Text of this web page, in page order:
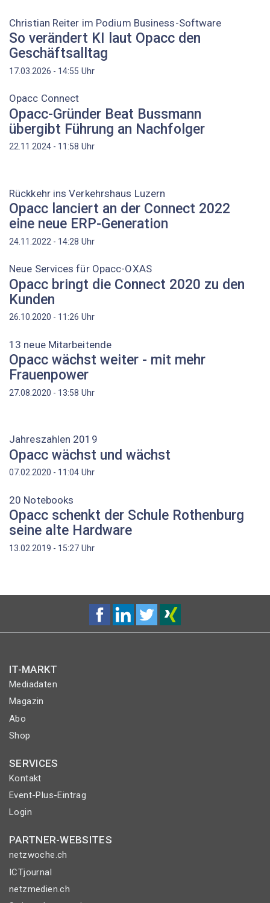
Christian Reiter im Podium Business-Software
So verändert KI laut Opacc den
Geschäftsalltag
17.03.2026 - 14:55 Uhr
Opacc Connect
Opacc-Gründer Beat Bussmann
übergibt Führung an Nachfolger
22.11.2024 - 11:58 Uhr
Rückkehr ins Verkehrshaus Luzern
Opacc lanciert an der Connect 2022
eine neue ERP-Generation
24.11.2022 - 14:28 Uhr
Neue Services für Opacc-OXAS
Opacc bringt die Connect 2020 zu den
Kunden
26.10.2020 - 11:26 Uhr
13 neue Mitarbeitende
Opacc wächst weiter - mit mehr
Frauenpower
27.08.2020 - 13:58 Uhr
Jahreszahlen 2019
Opacc wächst und wächst
07.02.2020 - 11:04 Uhr
20 Notebooks
Opacc schenkt der Schule Rothenburg
seine alte Hardware
13.02.2019 - 15:27 Uhr
IT-MARKT
Mediadaten
Magazin
Abo
Shop
SERVICES
Kontakt
Event-Plus-Eintrag
Login
PARTNER-WEBSITES
netzwoche.ch
ICTjournal
netzmedien.ch